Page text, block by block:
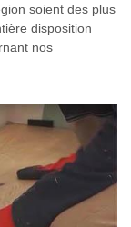
soient des plus
disposition
nos